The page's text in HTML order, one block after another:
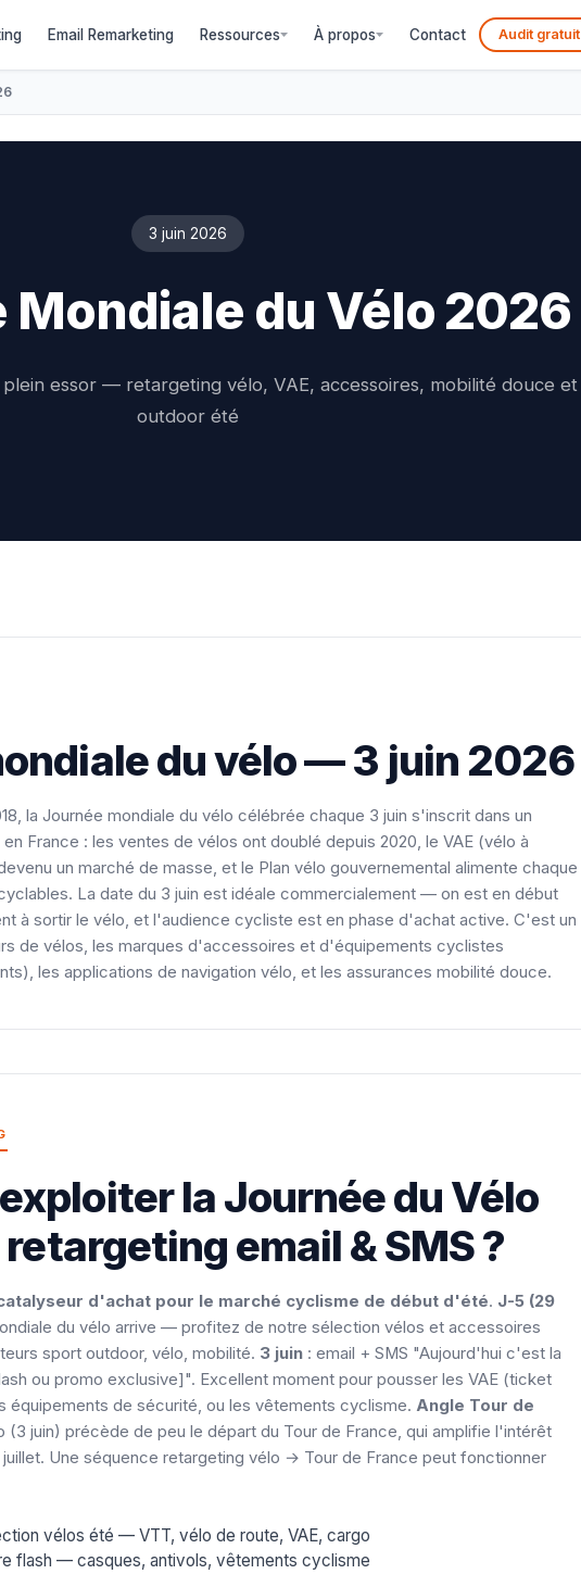
Email Remarketing Ressources À propos Contact Audit gratuit
3 juin 2026
du Vélo 2026
essor — retargeting vélo, VAE, accessoires, mobilité douce et
outdoor été
du vélo — 3 juin 2026
la Journée mondiale du vélo célébrée chaque 3 juin s'inscrit dans un
France : les ventes de vélos ont doublé depuis 2020, le VAE (vélo à
un marché de masse, et le Plan vélo gouvernemental alimente chaque
La date du 3 juin est idéale commercialement — on est en début
à sortir le vélo, et l'audience cycliste est en phase d'achat active. C'est un
de vélos, les marques d'accessoires et d'équipements cyclistes
les applications de navigation vélo, et les assurances mobilité douce.
la Journée du Vélo
email & SMS ?
d'achat pour le marché cyclisme de début d'été. J-5 (29
du vélo arrive — profitez de notre sélection vélos et accessoires
sport outdoor, vélo, mobilité. 3 juin : email + SMS "Aujourd'hui c'est la
ou promo exclusive]". Excellent moment pour pousser les VAE (ticket
équipements de sécurité, ou les vêtements cyclisme. Angle Tour de
(3 juin) précède de peu le départ du Tour de France, qui amplifie l'intérêt
Une séquence retargeting vélo → Tour de France peut fonctionner
vélos été — VTT, vélo de route, VAE, cargo
flash — casques, antivols, vêtements cyclisme